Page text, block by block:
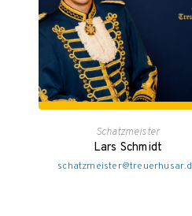
Schatzmeister
Lars Schmidt